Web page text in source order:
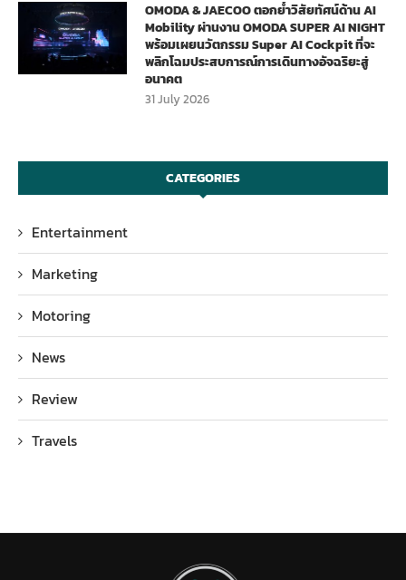
OMODA & JAECOO ตอกย้ำวิสัยทัศน์ด้าน AI
Mobility ผ่านงาน OMODA SUPER AI NIGHT
พร้อมเผยนวัตกรรม Super AI Cockpit ที่จะ
พลิกโฉมประสบการณ์การเดินทางอัจฉริยะสู่
อนาคต
31 July 2026
CATEGORIES
Entertainment
Marketing
Motoring
News
Review
Travels